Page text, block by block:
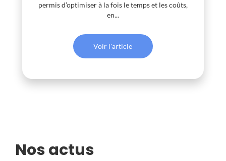
permis d’optimiser à la fois le temps et les coûts,
en...
Voir l'article
Nos actus